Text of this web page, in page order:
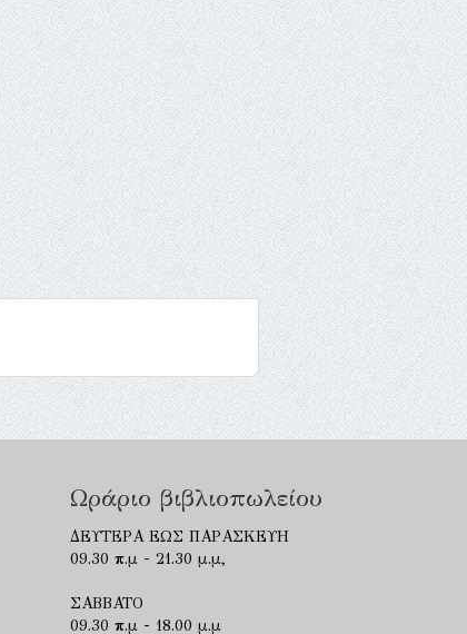
Ωράριο βιβλιοπωλείου
ΔΕΥΤΕΡΑ ΕΩΣ ΠΑΡΑΣΚΕΥΗ
09.30 π.μ - 21.30 μ.μ,
ΣΑΒΒΑΤΟ
09.30 π.μ - 18.00 μ.μ